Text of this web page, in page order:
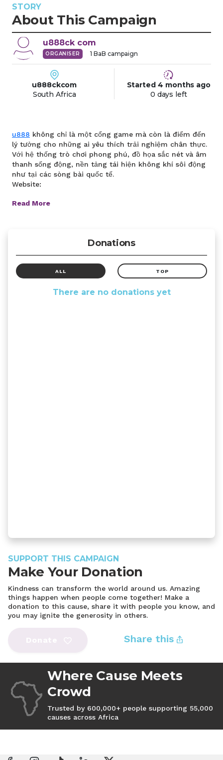
STORY
About This Campaign
u888ck com
ORGANISER 1 BaB campaign
u888ckcom
South Africa
Started 4 months ago
0 days left
u888 không chỉ là một cổng game mà còn là điểm đến
lý tưởng cho những ai yêu thích trải nghiệm chân thực.
Với hệ thống trò chơi phong phú, đồ họa sắc nét và âm
thanh sống động, nền tảng tái hiện không khí sôi động
như tại các sòng bài quốc tế.
Website:
Read More
Donations
ALL TOP
There are no donations yet
SUPPORT THIS CAMPAIGN
Make Your Donation
Kindness can transform the world around us. Amazing
things happen when people come together! Make a
donation to this cause, share it with people you know, and
you may ignite the generosity in others.
Share this
Where Cause Meets
Crowd
Trusted by 600,000+ people supporting 55,000
causes across Africa